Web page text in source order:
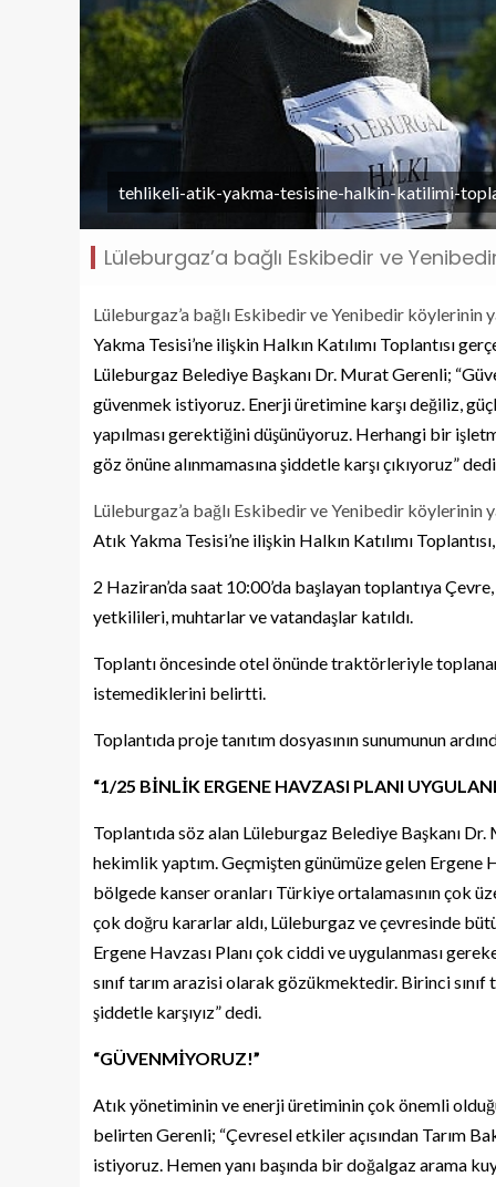
tehlikeli-atik-yakma-tesisine-halkin-katilimi-
Lüleburgaz’a bağlı Eskibedir ve
Lüleburgaz’a bağlı Eskibedir ve Yenibedir köylerinin
Yakma Tesisi’ne ilişkin Halkın Katılımı Toplantısı
Lüleburgaz Belediye Başkanı Dr. Murat Gerenli;
güvenmek istiyoruz. Enerji üretimine karşı değiliz,
yapılması gerektiğini düşünüyoruz. Herhangi bir
göz önüne alınmamasına şiddetle karşı çıkıyoruz”
Lüleburgaz’a bağlı Eskibedir ve Yenibedir köylerinin
Atık Yakma Tesisi’ne ilişkin Halkın Katılımı
2 Haziran’da saat 10:00’da başlayan toplantıya
yetkilileri, muhtarlar ve vatandaşlar katıldı.
Toplantı öncesinde otel önünde traktörleriyle
istemediklerini belirtti.
Toplantıda proje tanıtım dosyasının sunumunun
“1/25 BİNLİK ERGENE HAVZASI PLANI
Toplantıda söz alan Lüleburgaz Belediye Başkanı Dr.
hekimlik yaptım. Geçmişten günümüze gelen Ergene
bölgede kanser oranları Türkiye ortalamasının çok
çok doğru kararlar aldı, Lüleburgaz ve çevresinde
Ergene Havzası Planı çok ciddi ve uygulanması
sınıf tarım arazisi olarak gözükmektedir. Birinci
şiddetle karşıyız” dedi.
“GÜVENMİYORUZ!”
Atık yönetiminin ve enerji üretiminin çok önemli
belirten Gerenli; “Çevresel etkiler açısından Tarım
istiyoruz. Hemen yanı başında bir doğalgaz arama